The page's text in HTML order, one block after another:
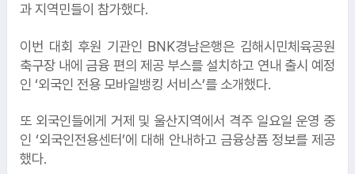
과 지역민들이 참가했다.
이번 대회 후원 기관인 BNK경남은행은 김해시민체육공원
축구장 내에 금융 편의 제공 부스를 설치하고 연내 출시 예정
인 ‘외국인 전용 모바일뱅킹 서비스’를 소개했다.
또 외국인들에게 거제 및 울산지역에서 격주 일요일 운영 중
인 ‘외국인전용센터’에 대해 안내하고 금융상품 정보를 제공
했다.